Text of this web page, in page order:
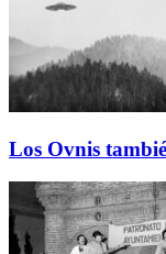
Los Ovnis